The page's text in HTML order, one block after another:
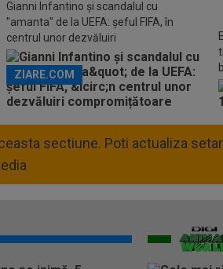
Gianni Infantino și scandalul cu
"amanta" de la UEFA: șeful FIFA, în
centrul unor dezvăluiri
compromițătoare
ZIARE.COM
sectiune. Poti actualiza